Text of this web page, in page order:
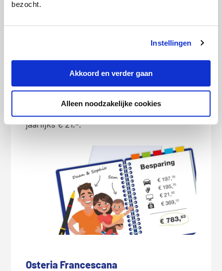
bezocht.
Instellingen
Akkoord en verder gaan
Alleen noodzakelijke cookies
een internetsnelheid van 100 Mb/s met
inclusief live voetbal. Ja hoor, ook hier
kunnen ze goedkoper uit zijn. Een overstap
naar de goedkoopste provider bespaart ze
jaarlijks € 21,-.
Osteria Francescana